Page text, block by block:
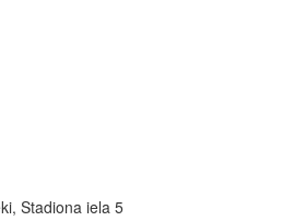
Stadiona iela 5